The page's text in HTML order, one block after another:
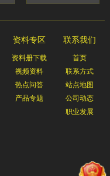
资料专区
资料册下载
视频资料
热点问答
产品专题
联系我们
首页
联系方式
站点地图
公司动态
职业发展